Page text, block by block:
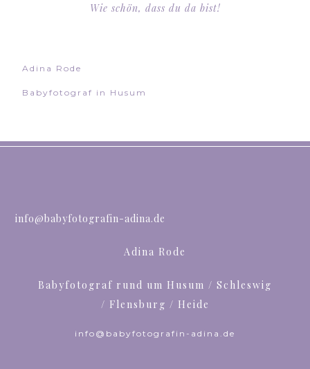
Wie schön, dass du da bist!
Adina Rode
Babyfotograf in Husum
info@babyfotografin-adina.de
Adina Rode
Babyfotograf rund um Husum / Schleswig
/ Flensburg / Heide
info@babyfotografin-adina.de